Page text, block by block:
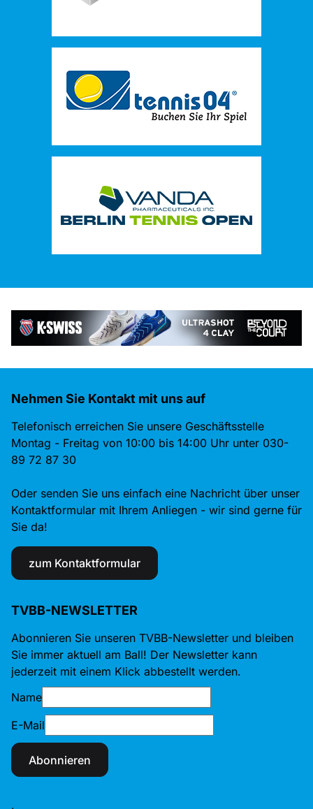
Nehmen Sie Kontakt mit uns auf
Telefonisch erreichen Sie unsere Geschäftsstelle
Montag - Freitag von 10:00 bis 14:00 Uhr unter 030-
89 72 87 30
Oder senden Sie uns einfach eine Nachricht über unser
Kontaktformular mit Ihrem Anliegen - wir sind gerne für
Sie da!
zum Kontaktformular
TVBB-NEWSLETTER
Abonnieren Sie unseren TVBB-Newsletter und bleiben
Sie immer aktuell am Ball! Der Newsletter kann
jederzeit mit einem Klick abbestellt werden.
Name
E-Mail
Abonnieren